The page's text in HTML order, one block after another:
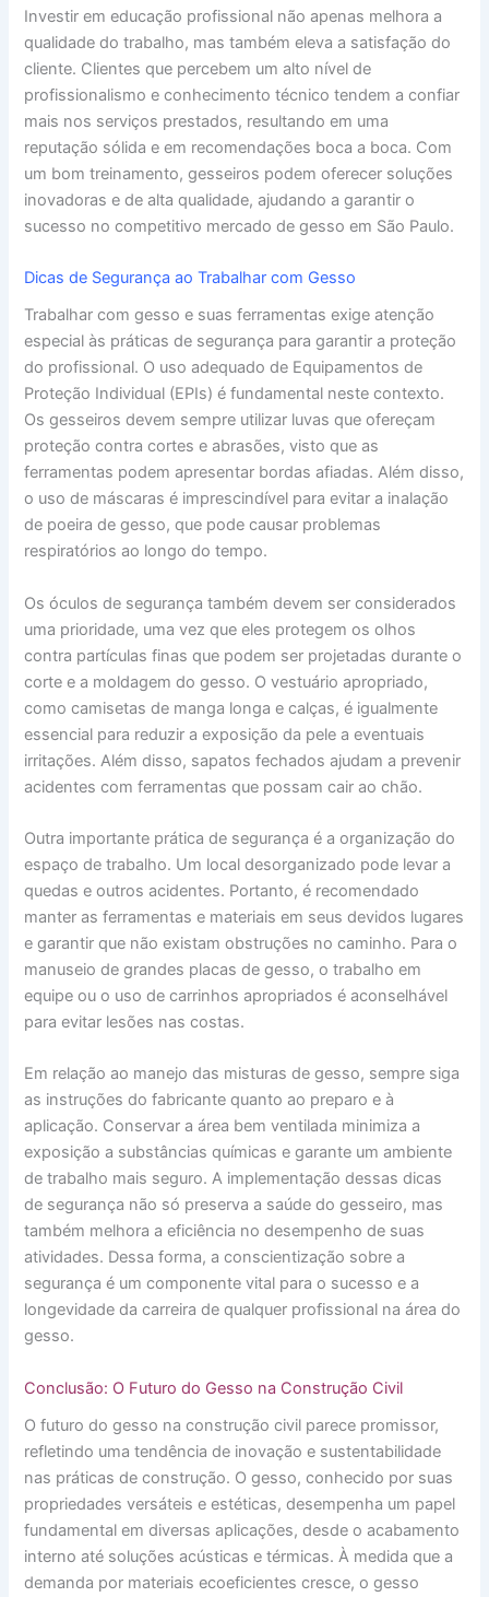
Investir em educação profissional não apenas melhora a
qualidade do trabalho, mas também eleva a satisfação do
cliente. Clientes que percebem um alto nível de
profissionalismo e conhecimento técnico tendem a confiar
mais nos serviços prestados, resultando em uma
reputação sólida e em recomendações boca a boca. Com
um bom treinamento, gesseiros podem oferecer soluções
inovadoras e de alta qualidade, ajudando a garantir o
sucesso no competitivo mercado de gesso em São Paulo.
Dicas de Segurança ao Trabalhar com Gesso
Trabalhar com gesso e suas ferramentas exige atenção
especial às práticas de segurança para garantir a proteção
do profissional. O uso adequado de Equipamentos de
Proteção Individual (EPIs) é fundamental neste contexto.
Os gesseiros devem sempre utilizar luvas que ofereçam
proteção contra cortes e abrasões, visto que as
ferramentas podem apresentar bordas afiadas. Além disso,
o uso de máscaras é imprescindível para evitar a inalação
de poeira de gesso, que pode causar problemas
respiratórios ao longo do tempo.
Os óculos de segurança também devem ser considerados
uma prioridade, uma vez que eles protegem os olhos
contra partículas finas que podem ser projetadas durante o
corte e a moldagem do gesso. O vestuário apropriado,
como camisetas de manga longa e calças, é igualmente
essencial para reduzir a exposição da pele a eventuais
irritações. Além disso, sapatos fechados ajudam a prevenir
acidentes com ferramentas que possam cair ao chão.
Outra importante prática de segurança é a organização do
espaço de trabalho. Um local desorganizado pode levar a
quedas e outros acidentes. Portanto, é recomendado
manter as ferramentas e materiais em seus devidos lugares
e garantir que não existam obstruções no caminho. Para o
manuseio de grandes placas de gesso, o trabalho em
equipe ou o uso de carrinhos apropriados é aconselhável
para evitar lesões nas costas.
Em relação ao manejo das misturas de gesso, sempre siga
as instruções do fabricante quanto ao preparo e à
aplicação. Conservar a área bem ventilada minimiza a
exposição a substâncias químicas e garante um ambiente
de trabalho mais seguro. A implementação dessas dicas
de segurança não só preserva a saúde do gesseiro, mas
também melhora a eficiência no desempenho de suas
atividades. Dessa forma, a conscientização sobre a
segurança é um componente vital para o sucesso e a
longevidade da carreira de qualquer profissional na área do
gesso.
Conclusão: O Futuro do Gesso na Construção Civil
O futuro do gesso na construção civil parece promissor,
refletindo uma tendência de inovação e sustentabilidade
nas práticas de construção. O gesso, conhecido por suas
propriedades versáteis e estéticas, desempenha um papel
fundamental em diversas aplicações, desde o acabamento
interno até soluções acústicas e térmicas. À medida que a
demanda por materiais ecoeficientes cresce, o gesso